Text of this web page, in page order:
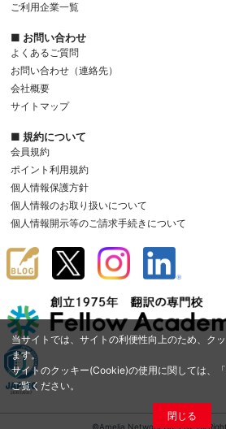
当サイトでは、サイトの利便性向上のため、ク
ます。
サイトのクッキー(Cookie)の使用に関しては、「
ご覧ください。
閉じる
ご利用企業一覧
■ お問い合わせ
よくあるご質問
お問い合わせ（連絡先）
会社概要
サイトマップ
■ 規約について
会員規約
ポイント利用規約
個人情報保護方針
個人情報のお取り扱いについて
個人情報開示等のご請求手続きについて
©Amelia Network Co.,Ltd. All